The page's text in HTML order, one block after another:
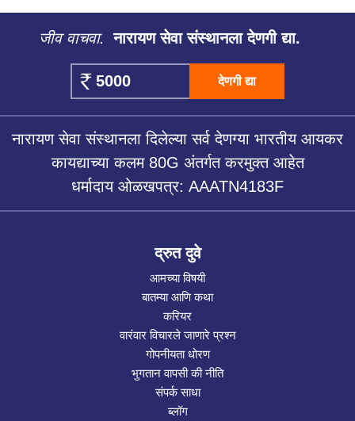
जीव वाचवा. नारायण सेवा संस्थानला देणगी द्या.
देणगी द्या
नारायण सेवा संस्थानला दिलेल्या सर्व देणग्या भारतीय आयकर
कायद्याच्या कलम 80G अंतर्गत करमुक्त आहेत
धर्मादाय ओळखपत्र: AAATN4183F
द्रुत दुवे
आमच्या विषयी
बातम्या आणि कथा
करियर
वारंवार विचारले जाणारे प्रश्न
गोपनीयता धोरण
भुगतान वापसी की नीति
संपर्क साधा
ब्लॉग